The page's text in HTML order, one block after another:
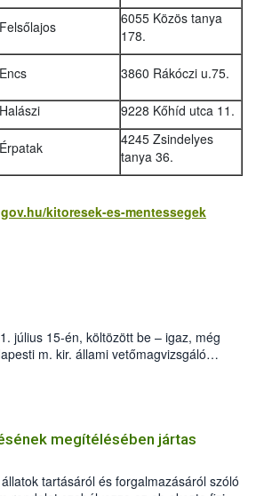
Felsőlajos
6055 Közös tanya
178.
Encs 3860 Rákóczi u.75.
Halászi
9228 Kőhíd utca 11.
Érpatak
4245 Zsindelyes
tanya 36.
kitoresek-es-mentessegek
július 15-én, költözött be – igaz, még
m. kir. állami vetőmagvizsgáló
15. szám alatti, Czigler Győző által
megítélésében jártas
tartásáról és forgalmazásáról szóló